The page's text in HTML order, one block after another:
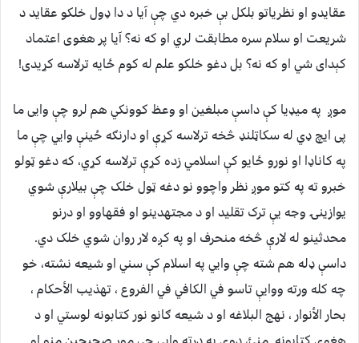
عقایدو او نظریاتو بلکل بې خبره دي چې آیا د دا ډول خلکو عقاید د
شریعت او سلام سره مطابقت لري او که نه؟ آیا پر هغوی اعتماد
کېدای شي او که نه؟ بل دغو خلکو علم له کوم ځایه ترلاسه کړیدی!
موږ په میډیا کې داسې مبلغین او وعظ کوونکي هم لرو چې وایی ما
پی ایچ ډي له سکاټلنډ څخه ترلاسه کړې او دارنګه ځینې وایي چې ما
په کاناډا او نورو ځایو کې اسلامي زده کړې ترلاسه کړي، که دغو ټولو
خبرو ته په کتو موږ نظر واچوو نو دغه ټول خلک چې بیلارې شوي
یوازینۍ وجه یې ترک تقلید او د مجتهدینو او فقهاوو او درنو
محدثینو له لارې څخه منحرف او په کږه لار روان شوي خلک دي.
داسې ډله هم شته چې وایي په اسلام کې سني او شیعه نشته، خو
چه کله ورته ووایې تاسو في الكافي في الفروع ، تهذيب الأحكام ،
بحار الأنوار ، نهج البلاغه او د شیعه ګانو نور کتابونه لوستي او د